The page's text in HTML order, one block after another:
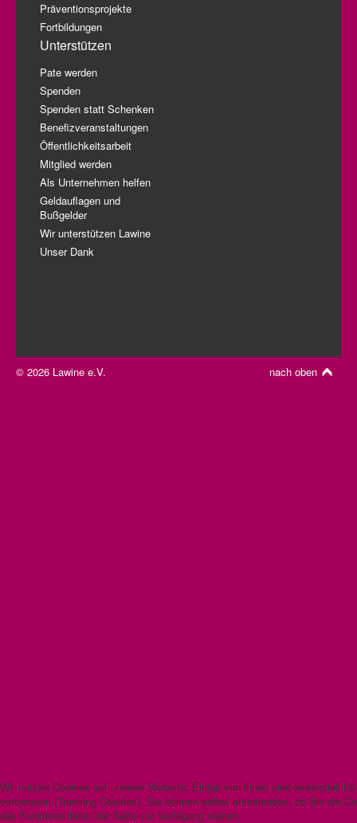
Präventionsprojekte
Fortbildungen
Unterstützen
Pate werden
Spenden
Spenden statt Schenken
Benefizveranstaltungen
Öffentlichkeitsarbeit
Mitglied werden
Als Unternehmen helfen
Geldauflagen und
Bußgelder
Wir unterstützen Lawine
Unser Dank
nach oben
© 2026 Lawine e.V.
Wir nutzen Cookies auf unserer Website. Einige von ihnen sind essenziell
verbessern (Tracking Cookies). Sie können selbst entscheiden, ob Sie die
alle Funktionalitäten der Seite zur Verfügung stehen.